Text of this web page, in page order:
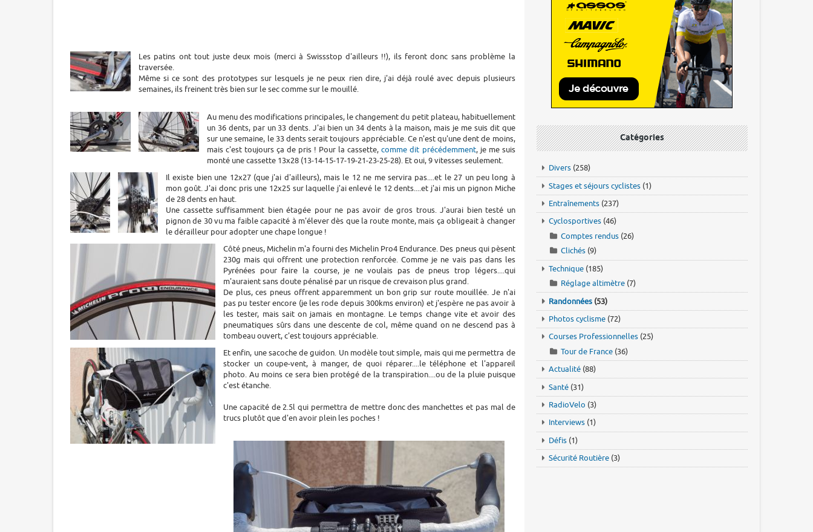
Les patins ont tout juste deux mois (merci à Swissstop d'ailleurs !!), ils feront donc sans problème la
traversée.
Même si ce sont des prototypes sur lesquels je ne peux rien dire, j'ai déjà roulé avec depuis plusieurs
semaines, ils freinent très bien sur le sec comme sur le mouillé.
Au menu des modifications principales, le changement du petit plateau, habituellement
un 36 dents, par un 33 dents. J'ai bien un 34 dents à la maison, mais je me suis dit que
sur une semaine, le 33 dents serait toujours appréciable. Ce n'est qu'une dent de moins,
mais c'est toujours ça de pris ! Pour la cassette,comme dit précédemment, je me suis
monté une cassette 13x28 (13-14-15-17-19-21-23-25-28). Et oui, 9 vitesses seulement.
Il existe bien une 12x27 (que j'ai d'ailleurs), mais le 12 ne me servira pas....et le 27 un peu long à
mon goût. J'ai donc pris une 12x25 sur laquelle j'ai enlevé le 12 dents....et j'ai mis un pignon Miche
de 28 dents en haut.
Une cassette suffisamment bien étagée pour ne pas avoir de gros trous. J'aurai bien testé un
pignon de 30 vu ma faible capacité à m'élever dès que la route monte, mais ça obligeait à changer
le dérailleur pour adopter une chape longue !
Côté pneus, Michelin m'a fourni des Michelin Pro4 Endurance. Des pneus qui pèsent
230g mais qui offrent une protection renforcée. Comme je ne vais pas dans les
Pyrénées pour faire la course, je ne voulais pas de pneus trop légers....qui
m'auraient sans doute pénalisé par un risque de crevaison plus grand.
De plus, ces pneus offrent apparemment un bon grip sur route mouillée. Je n'ai
pas pu tester encore (je les rode depuis 300kms environ) et j'espère ne pas avoir à
les tester, mais sait on jamais en montagne. Le temps change vite et avoir des
pneumatiques sûrs dans une descente de col, même quand on ne descend pas à
tombeau ouvert, c'est toujours appréciable.
Et enfin, une sacoche de guidon. Un modèle tout simple, mais qui me permettra de
stocker un coupe-vent, à manger, de quoi réparer....le téléphone et l'appareil
photo. Au moins ce sera bien protégé de la transpiration....ou de la pluie puisque
c'est étanche.
Une capacité de 2.5l qui permettra de mettre donc des manchettes et pas mal de
trucs plutôt que d'en avoir plein les poches !
Catégories
Divers (258)
Stages et séjours cyclistes (1)
Entraînements (237)
Cyclosportives (46)
Comptes rendus (26)
Clichés (9)
Technique (185)
Réglage altimètre (7)
Randonnées (53)
Photos cyclisme (72)
Courses Professionnelles (25)
Tour de France (36)
Actualité (88)
Santé (31)
RadioVelo (3)
Interviews (1)
Défis (1)
Sécurité Routière (3)